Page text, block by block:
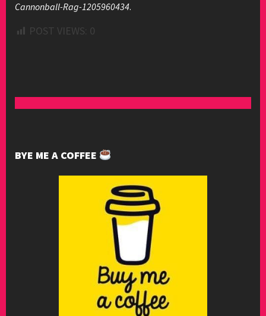
Cannonball-Rag-1205960434.
POST VIEWS: 0
BYE ME A COFFEE